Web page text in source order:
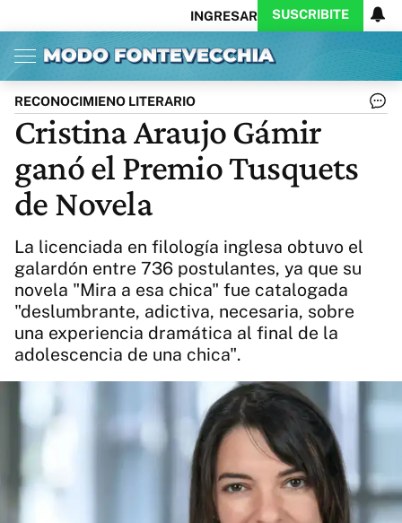
INGRESAR SUSCRIBITE
Inicio Ahora
Opinión
Política
Ciencia
Protagonistas
Cultura
Arte
Educación
Internacional
CARAS
Exitoina
Turismo
Videos
Córdoba
Business
Noticias
Caras
Exitoina
Gaming
Vivo
Diario del Juicio
Actualidad
RECONOCIMIENO LITERARIO
Cristina Araujo Gámir
ganó el Premio Tusquets
de Novela
La licenciada en filología inglesa obtuvo el
galardón entre 736 postulantes, ya que su
novela "Mira a esa chica" fue catalogada
"deslumbrante, adictiva, necesaria, sobre
una experiencia dramática al final de la
adolescencia de una chica".